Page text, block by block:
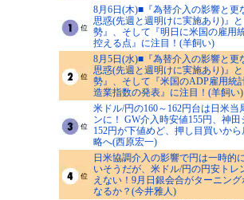
8月6日(木)■『為替介入の影響と更
思惑(先週と週明けに実施あり)』
勢』、そして『明日に米国の雇用
控える点』に注目！(羊飼い)
8月5日(水)■『為替介入の影響と更
思惑(先週と週明けに実施あり)』
勢』、そして『米国のADP雇用統
造業指数の発表』に注目！(羊飼い)
米ドル/円の160～162円台は日米当
ンに！ GW介入時安値155円、神
152円が下値めど、押し目買いか
略へ(西原宏一)
日米協調介入の影響で円は一時的
いそうだが、米ドル/円の円安トレ
えない！9月日銀会合がターニング
なるか？(今井雅人)